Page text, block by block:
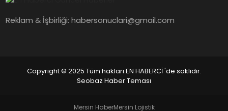
Reklam & İşbirliği:habersonuclari@gmail.com
Copyright © 2025 Tüm hakları EN HABERCİ 'de saklıdır.
Seobaz Haber Teması
Mersin HaberMersin Lojistik